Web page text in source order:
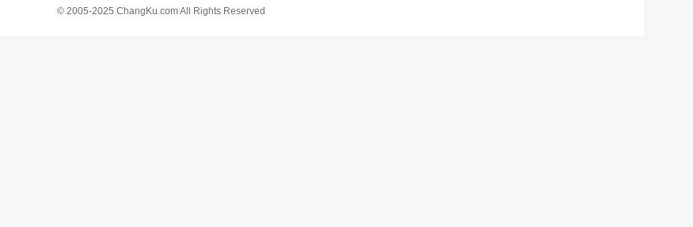
© 2005-2025 ChangKu.com All Rights Reserved